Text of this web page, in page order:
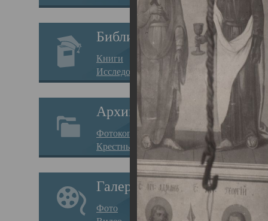
Библиотека
Книги
Исследования
Архив
Фотокопии дел
Крестные ходы
Галерея
Фото